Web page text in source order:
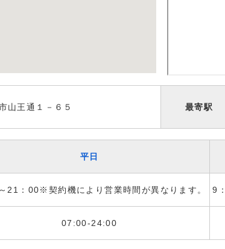
山王通１－６５ 最寄駅
平日
21：00※契約機により営業時間が異なります。 9
07:00-24:00